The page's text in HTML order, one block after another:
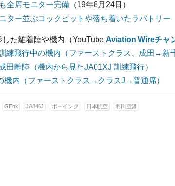
全席モニター完備 （19年8月24日）
ター並ぶコックピットや落ち着いたラバトリー
た離着陸や機内（YouTube Aviation Wireチャ
練飛行中の機内（ファーストクラス、成田→新
田離陸（機内から見たJA01XJ 訓練飛行）
機内（ファーストクラス→クラスJ→普通席）
GEnx JA846J ボーイング 日本航空 羽田空港